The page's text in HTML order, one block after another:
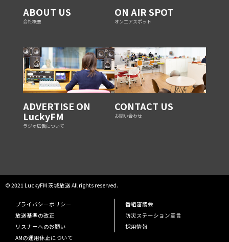
ABOUT US
会社概要
ON AIR SPOT
オンエアスポット
ADVERTISE ON
LuckyFM
ラジオ広告について
CONTACT US
お問い合わせ
© 2021 LuckyFM 茨城放送 All rights reserved.
プライバシーポリシー
番組審議会
放送基準の改正
防災ステーション宣言
リスナーへのお願い
採用情報
AMの運用休止について